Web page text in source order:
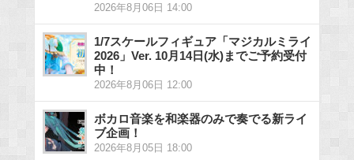
2026年8月06日 14:00
1/7スケールフィギュア「マジカルミライ
2026」Ver. 10月14日(水)までご予約受付
中！
2026年8月06日 12:00
ボカロ音楽を和楽器のみで奏でる新ライ
ブ企画！
2026年8月05日 18:00